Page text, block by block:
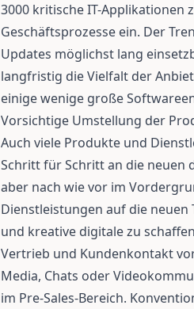
3000 kritische IT-
Geschäftsprozesse ein. Der
Updates möglichst lang
langfristig die Vielfalt der
einige wenige große
Vorsichtige Umstellung der
Auch viele Produkte und
Schritt für Schritt an die neuen
aber nach wie vor im
Dienstleistungen auf die
und kreative digitale zu
Vertrieb und Kundenkontakt
Media, Chats oder
im Pre-Sales-Bereich.